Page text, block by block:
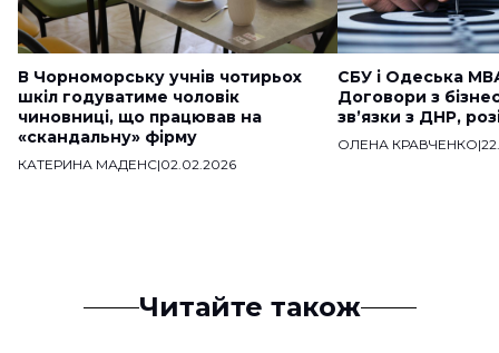
В Чорноморську учнів чотирьох
шкіл годуватиме чоловік
чиновниці, що працював на
«скандальну» фірму
КАТЕРИНА МАДЕНС|02.02.2026
СБУ і Одеська
Договори з
звʼязки з ДНР,
ОЛЕНА КРАВЧЕНКО|
Читайте також